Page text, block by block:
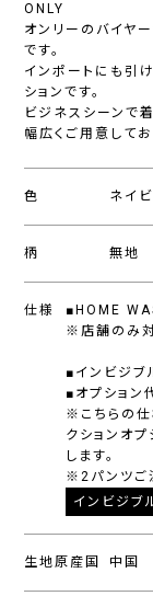
ONLY
オンリーのバイヤ
です。
インポートにも引
ションです。
ビジネスシーンで
幅広くご用意してお
色 ネイ
柄 無地
仕様
■HOME
※店舗のみ対
■インビジブ
■オプショ
※こちらの仕
クションオ
します。
※2パンツご
インビジブ
生地原産国 中国